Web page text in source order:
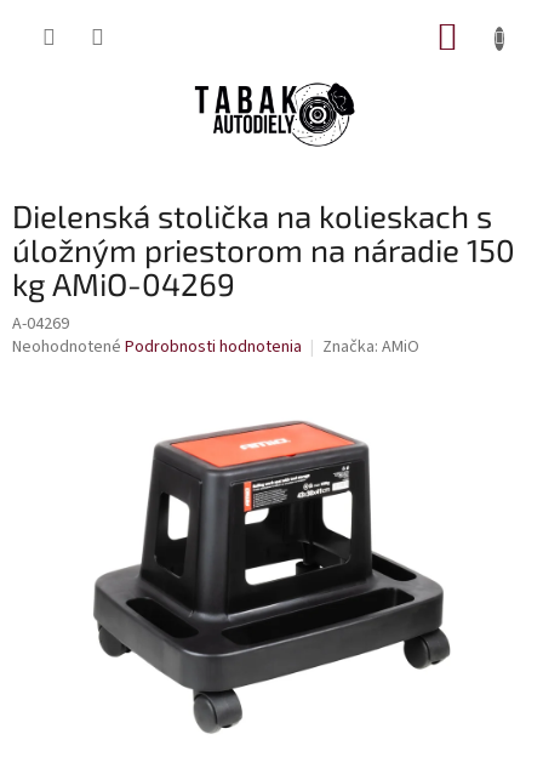
Dielenská stolička na kolieskach s
úložným priestorom na náradie 150
kg AMiO-04269
A-04269
Priemerné
Neohodnotené Podrobnosti hodnotenia Značka: AMiO